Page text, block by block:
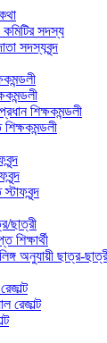
কমিটির সদস্য
সদস্যবৃন্দ
শিক্ষকমন্ডলী
ছাত্রী
শিক্ষার্থী
অনুযায়ী ছাত্র-
রেজাল্ট